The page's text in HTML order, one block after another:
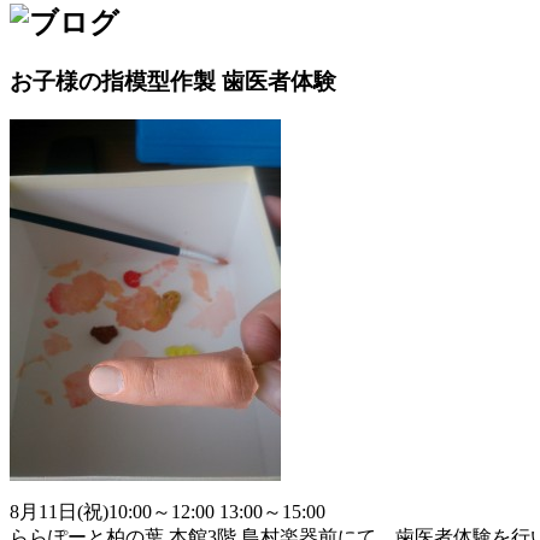
お子様の指模型作製 歯医者体験
8月11日(祝)10:00～12:00 13:00～15:00